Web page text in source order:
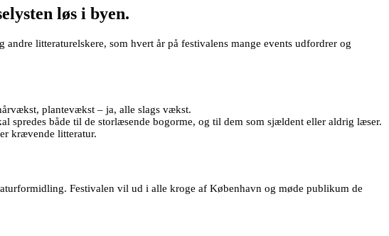
løs i byen.
litteraturelskere, som hvert år på festivalens mange events udfordrer og
plantevækst – ja, alle slags vækst.
både til de storlæsende bogorme, og til dem som sjældent eller aldrig læser.
krævende litteratur.
Festivalen vil ud i alle kroge af København og møde publikum de